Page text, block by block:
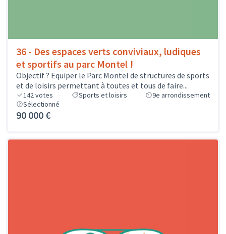
36 - Des espaces verts conviviaux, ludiques
et sportifs au parc Montel !
Objectif ? Equiper le Parc Montel de structures de sports
et de loisirs permettant à toutes et tous de faire...
142votes Sports et loisirs
9e arrondissement
Sélectionné
90 000 €